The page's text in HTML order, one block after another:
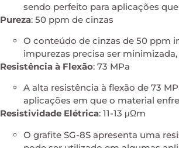
sendo perfeito para aplicações
Pureza: 50 ppm de cinzas
O conteúdo de cinzas de 50 ppm
impurezas precisa ser
Resistência à Flexão: 73 MPa
A alta resistência à flexão de 73
aplicações em que o material
Resistividade Elétrica: 11-13 μΩm
O grafite SG-8S apresenta uma